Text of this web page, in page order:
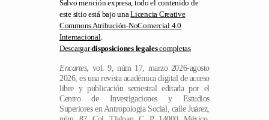
Commons Atribución-NoComercial 4.0
Internacional .
Descargardisposiciones legalescompletas
Encartes, vol. 9, núm 17, marzo 2026-agosto
libre y publicación semestral editada por el
Centro de Investigaciones y Estudios
Superiores en Antropología Social, calle Juárez,
núm. 87, Col. Tlalpan, C. P. 14000, México,
D. F., Apdo. Postal 22-048, Tel. 54 87 35 70,